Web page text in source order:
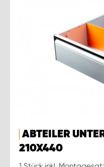
ABTEILER
210X440